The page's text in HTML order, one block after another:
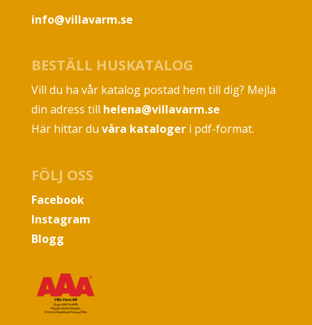
info@villavarm.se
BESTÄLL HUSKATALOG
Vill du ha vår katalog postad hem till dig? Mejla
din adress till helena@villavarm.se
Här hittar du våra katalogeri pdf-format.
FÖLJ OSS
Facebook
Instagram
Blogg